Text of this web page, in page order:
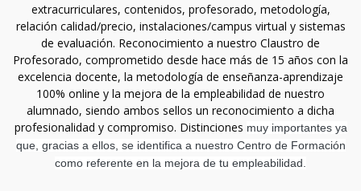
extracurriculares, contenidos, profesorado, metodología,
relación calidad/precio, instalaciones/campus virtual y sistemas
de evaluación. Reconocimiento a nuestro Claustro de
Profesorado, comprometido desde hace más de 15 años con la
excelencia docente, la metodología de enseñanza-aprendizaje
100% online y la mejora de la empleabilidad de nuestro
alumnado, siendo ambos sellos un reconocimiento a dicha
profesionalidad y compromiso. Distinciones muy importantes ya
que, gracias a ellos, se identifica a nuestro Centro de Formación
como referente en la mejora de tu empleabilidad.